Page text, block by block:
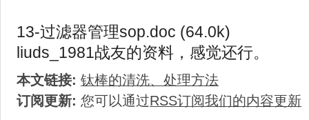
13-过滤器管理sop.doc (64.0k)
liuds_1981战友的资料，感觉还行。
本文链接: 钛棒的清洗、处理方法
订阅更新: 您可以通过RSS订阅我们的内容更新